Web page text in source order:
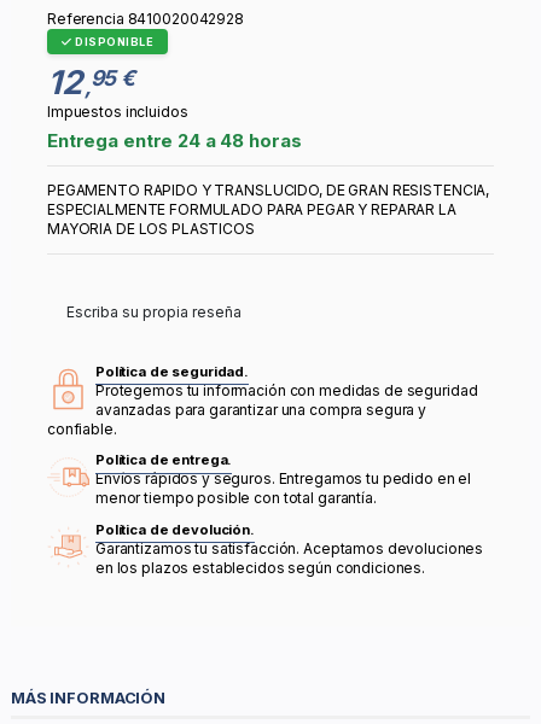
Referencia 8410020042928
DISPONIBLE
12,95 €
Impuestos incluidos
Entrega entre 24 a 48 horas
PEGAMENTO RAPIDO Y TRANSLUCIDO, DE GRAN RESISTENCIA,
ESPECIALMENTE FORMULADO PARA PEGAR Y REPARAR LA
MAYORIA DE LOS PLASTICOS
Escriba su propia reseña
Política de seguridad.
Protegemos tu información con medidas de seguridad
avanzadas para garantizar una compra segura y
confiable.
Política de entrega.
Envíos rápidos y seguros. Entregamos tu pedido en el
menor tiempo posible con total garantía.
Política de devolución.
Garantizamos tu satisfacción. Aceptamos devoluciones
en los plazos establecidos según condiciones.
MÁS INFORMACIÓN